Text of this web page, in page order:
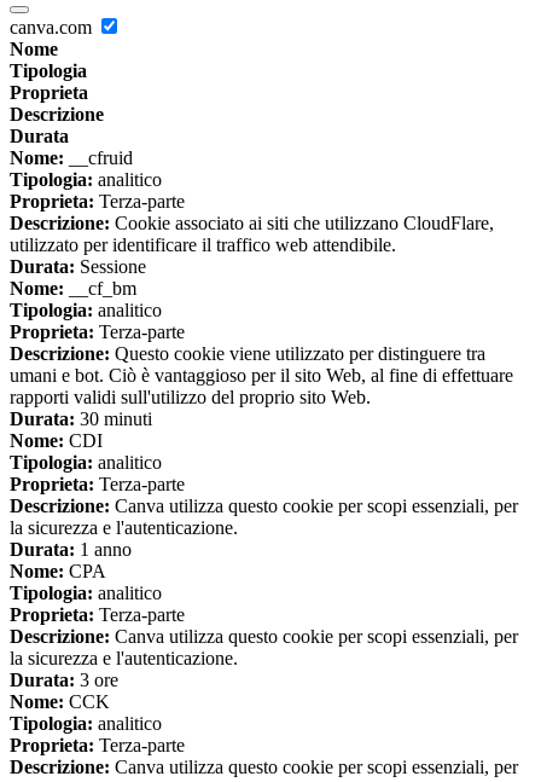
canva.com
Nome
Tipologia
Proprieta
Descrizione
Durata
Nome: __cfruid
Tipologia: analitico
Proprieta: Terza-parte
Descrizione: Cookie associato ai siti che utilizzano CloudFlare,
utilizzato per identificare il traffico web attendibile.
Durata: Sessione
Nome: __cf_bm
Tipologia: analitico
Proprieta: Terza-parte
Descrizione: Questo cookie viene utilizzato per distinguere tra
umani e bot. Ciò è vantaggioso per il sito Web, al fine di effettuare
rapporti validi sull'utilizzo del proprio sito Web.
Durata: 30 minuti
Nome: CDI
Tipologia: analitico
Proprieta: Terza-parte
Descrizione: Canva utilizza questo cookie per scopi essenziali, per
la sicurezza e l'autenticazione.
Durata: 1 anno
Nome: CPA
Tipologia: analitico
Proprieta: Terza-parte
Descrizione: Canva utilizza questo cookie per scopi essenziali, per
la sicurezza e l'autenticazione.
Durata: 3 ore
Nome: CCK
Tipologia: analitico
Proprieta: Terza-parte
Descrizione: Canva utilizza questo cookie per scopi essenziali, per